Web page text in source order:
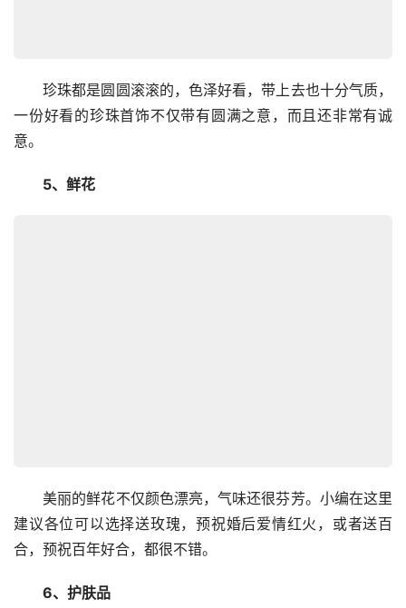
珍珠都是圆圆滚滚的，色泽好看，带上去也十分气质，
一份好看的珍珠首饰不仅带有圆满之意，而且还非常有诚
意。
5、鲜花
美丽的鲜花不仅颜色漂亮，气味还很芬芳。小编在这里
建议各位可以选择送玫瑰，预祝婚后爱情红火，或者送百
合，预祝百年好合，都很不错。
6、护肤品